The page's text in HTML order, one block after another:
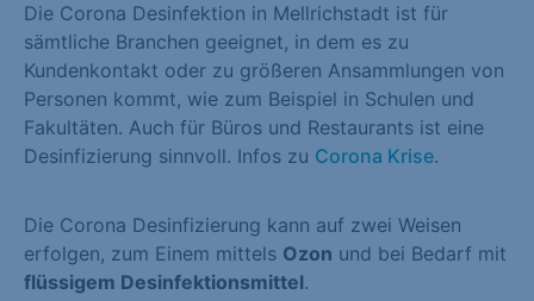
Die Corona Desinfektion in Mellrichstadt ist für
sämtliche Branchen geeignet, in dem es zu
Kundenkontakt oder zu größeren Ansammlungen von
Personen kommt, wie zum Beispiel in Schulen und
Fakultäten. Auch für Büros und Restaurants ist eine
Desinfizierung sinnvoll. Infos zu Corona Krise.
Die Corona Desinfizierung kann auf zwei Weisen
erfolgen, zum Einem mittels Ozon und bei Bedarf mit
flüssigem Desinfektionsmittel.